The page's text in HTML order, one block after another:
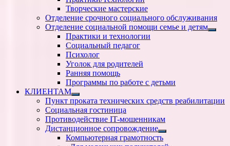
Творческие мастерские
Отделение срочного социального обслуживания
Отделение социальной помощи семье и детям
Практики и технологии
Социальный педагог
Психолог
Уголок для родителей
Ранняя помощь
Программы по работе с детьми
КЛИЕНТАМ
Показать
подменю
Пункт проката технических средств реабилитации
Социальная гостиница
Противодействие IT-мошенникам
Дистанционное сопровождение
Показать
подменю
Компьютерная грамотность